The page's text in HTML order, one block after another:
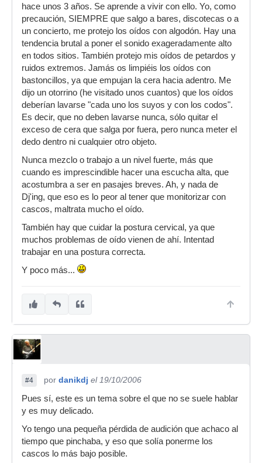
hace unos 3 años. Se aprende a vivir con ello. Yo, como
precaución, SIEMPRE que salgo a bares, discotecas o a
un concierto, me protejo los oídos con algodón. Hay una
tendencia brutal a poner el sonido exageradamente alto
en todos sitios. También protejo mis oídos de petardos y
ruidos extremos. Jamás os limpiéis los oídos con
bastoncillos, ya que empujan la cera hacia adentro. Me
dijo un otorrino (he visitado unos cuantos) que los oídos
deberían lavarse "cada uno los suyos y con los codos".
Es decir, que no deben lavarse nunca, sólo quitar el
exceso de cera que salga por fuera, pero nunca meter el
dedo dentro ni cualquier otro objeto.
Nunca mezclo o trabajo a un nivel fuerte, más que
cuando es imprescindible hacer una escucha alta, que
acostumbra a ser en pasajes breves. Ah, y nada de
Dj'ing, que eso es lo peor al tener que monitorizar con
cascos, maltrata mucho el oído.
También hay que cuidar la postura cervical, ya que
muchos problemas de oído vienen de ahí. Intentad
trabajar en una postura correcta.
Y poco más...
#4 por danikdj el 19/10/2006
Pues sí, este es un tema sobre el que no se suele hablar
y es muy delicado.
Yo tengo una pequeña pérdida de audición que achaco al
tiempo que pinchaba, y eso que solía ponerme los
cascos lo más bajo posible.